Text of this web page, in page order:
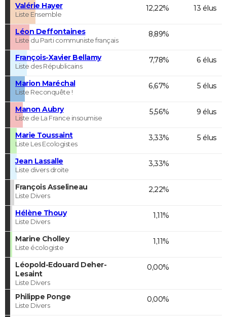
Valérie Hayer
Liste Ensemble
12,22% 13 élus
Léon Deffontaines
Liste du Parti communiste français
8,89%
François-Xavier Bellamy
Liste des Républicains
7,78% 6 élus
Marion Maréchal
Liste Reconquête !
6,67% 5 élus
Manon Aubry
Liste de La France insoumise
5,56% 9 élus
Marie Toussaint
Liste Les Ecologistes
3,33% 5 élus
Jean Lassalle
Liste divers droite
3,33%
François Asselineau
Liste Divers
2,22%
Hélène Thouy
Liste Divers
1,11%
Marine Cholley
Liste écologiste
1,11%
Léopold-Edouard Deher-
Lesaint
Liste Divers
0,00%
Philippe Ponge
Liste Divers
0,00%